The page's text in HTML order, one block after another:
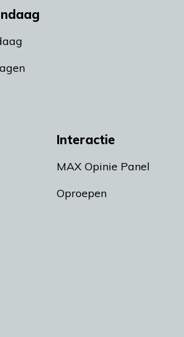
Interactie
MAX Opinie Panel
Oproepen